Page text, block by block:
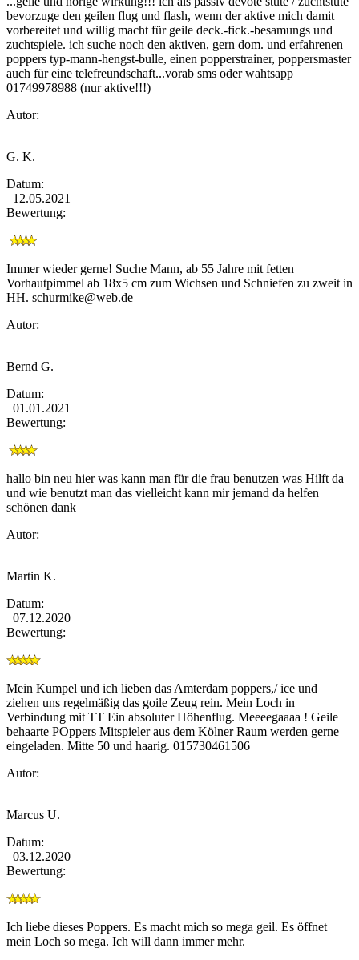
bevorzuge den geilen flug und flash, wenn der aktive mich damit
vorbereitet und willig macht für geile deck.-fick.-besamungs und
zuchtspiele. ich suche noch den aktiven, gern dom. und erfahrenen
poppers typ-mann-hengst-bulle, einen popperstrainer, poppersmaster
auch für eine telefreundschaft...vorab sms oder wahtsapp
01749978988 (nur aktive!!!)
Autor:
G. K.
Datum:
12.05.2021
Bewertung:
Immer wieder gerne! Suche Mann, ab 55 Jahre mit fetten
Vorhautpimmel ab 18x5 cm zum Wichsen und Schniefen zu zweit in
HH. schurmike@web.de
Autor:
Bernd G.
Datum:
01.01.2021
Bewertung:
hallo bin neu hier was kann man für die frau benutzen was Hilft da
und wie benutzt man das vielleicht kann mir jemand da helfen
schönen dank
Autor:
Martin K.
Datum:
07.12.2020
Bewertung:
Mein Kumpel und ich lieben das Amterdam poppers,/ ice und
ziehen uns regelmäßig das goile Zeug rein. Mein Loch in
Verbindung mit TT Ein absoluter Höhenflug. Meeeegaaaa ! Geile
behaarte POppers Mitspieler aus dem Kölner Raum werden gerne
eingeladen. Mitte 50 und haarig. 015730461506
Autor:
Marcus U.
Datum:
03.12.2020
Bewertung:
Ich liebe dieses Poppers. Es macht mich so mega geil. Es öffnet
mein Loch so mega. Ich will dann immer mehr.